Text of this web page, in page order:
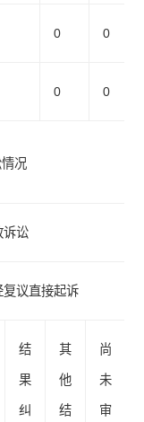
0 0
0 0
况
诉讼
复议直接起诉
结
果
纠
其
他
结
尚
未
审